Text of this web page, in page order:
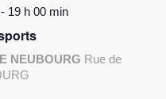
- 19 h 00 min
NEUBOURG Rue de